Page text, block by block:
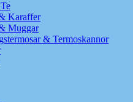
Karaffer
Muggar
& Termoskannor